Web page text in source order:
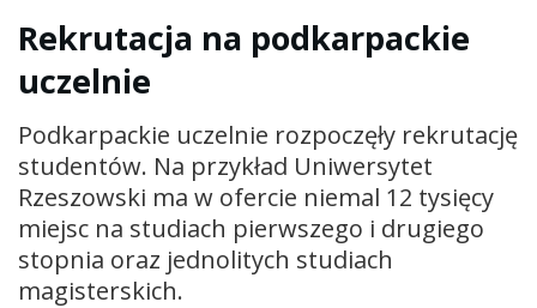
Rekrutacja na podkarpackie
uczelnie
Podkarpackie uczelnie rozpoczęły rekrutację
studentów. Na przykład Uniwersytet
Rzeszowski ma w ofercie niemal 12 tysięcy
miejsc na studiach pierwszego i drugiego
stopnia oraz jednolitych studiach
magisterskich.